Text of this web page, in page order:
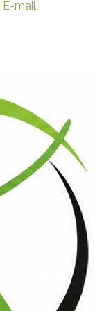
E-mail: